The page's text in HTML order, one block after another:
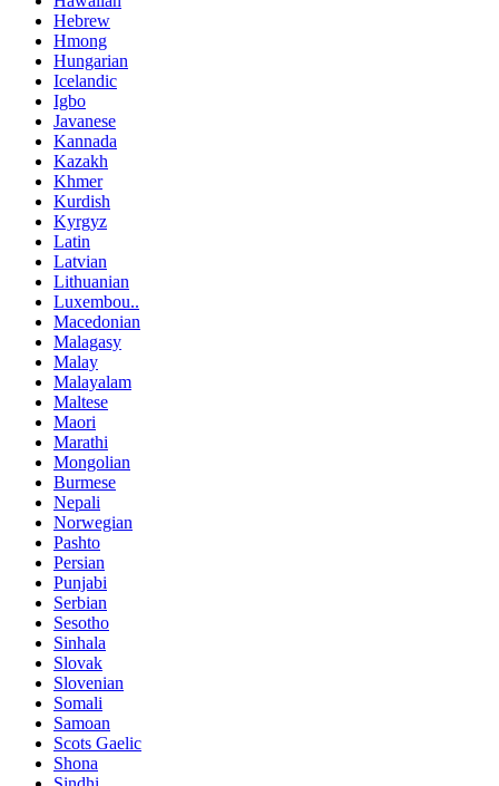
Hebrew
Hmong
Hungarian
Icelandic
Igbo
Javanese
Kannada
Kazakh
Khmer
Kurdish
Kyrgyz
Latin
Latvian
Lithuanian
Luxembou..
Macedonian
Malagasy
Malay
Malayalam
Maltese
Maori
Marathi
Mongolian
Burmese
Nepali
Norwegian
Pashto
Persian
Punjabi
Serbian
Sesotho
Sinhala
Slovak
Slovenian
Somali
Samoan
Scots Gaelic
Shona